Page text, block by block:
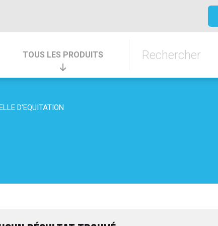
TOUS LES PRODUITS
D'EQUITATION